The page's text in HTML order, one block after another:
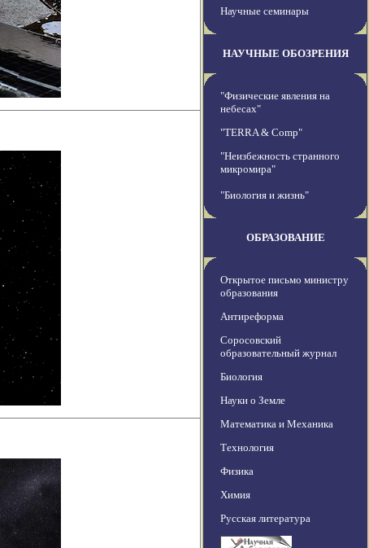
Научные семинары
НАУЧНЫЕ ОБОЗРЕНИЯ
"Физические явления на
небесах"
"TERRA & Comp"
"Неизбежность странного
микромира"
"Биология и жизнь"
ОБРАЗОВАНИЕ
Открытое письмо министру
образования
Антиреформа
Соросовский
образовательный журнал
Биология
Науки о Земле
Математика и Механика
Технология
Физика
Химия
Русская литература